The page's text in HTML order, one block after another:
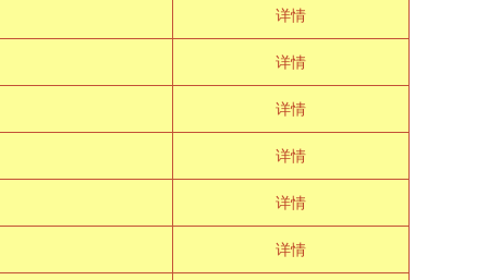
详情
详情
详情
详情
详情
详情